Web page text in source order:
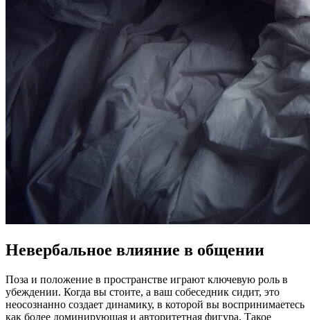
Невербальное влияние в общении
Поза и положение в пространстве играют ключевую роль в
убеждении. Когда вы стоите, а ваш собеседник сидит, это
неосознанно создает динамику, в которой вы воспринимаетесь
как более доминирующая и авторитетная фигура. Такое